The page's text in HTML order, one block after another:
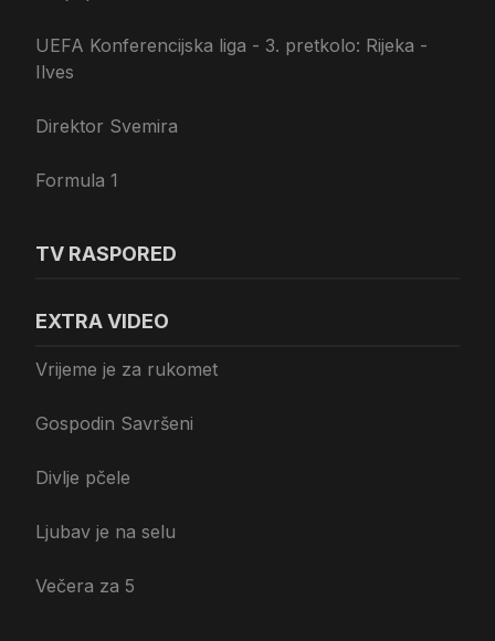
UEFA Konferencijska liga - 3. pretkolo: Rijeka -
Ilves
Direktor Svemira
Formula 1
TV RASPORED
EXTRA VIDEO
Vrijeme je za rukomet
Gospodin Savršeni
Divlje pčele
Ljubav je na selu
Večera za 5